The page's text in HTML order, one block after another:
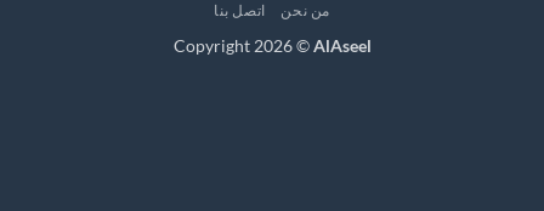
من نحن اتصل بنا
Copyright 2026 ©AlAseel